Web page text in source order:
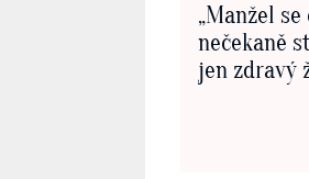
„Manžel
nečekaně
jen zdravý